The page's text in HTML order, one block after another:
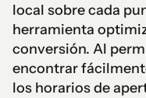
local sobre cada
herramienta
conversión. Al
encontrar
los horarios de